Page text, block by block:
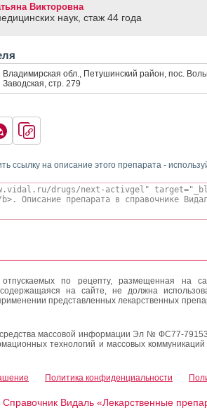
Викторовна
наук, стаж 44 годa
Владимирская обл., Петушинский район, пос.
Заводская, стр. 279
ссылку на описание этого препарата -
по рецепту, размещенная на
на сайте, не должна
представленных лекарственных
средства массовой информации Эл № ФС77-
технологий и массовых
Политика конфиденциальности
Справочник Видаль «Лекарственные